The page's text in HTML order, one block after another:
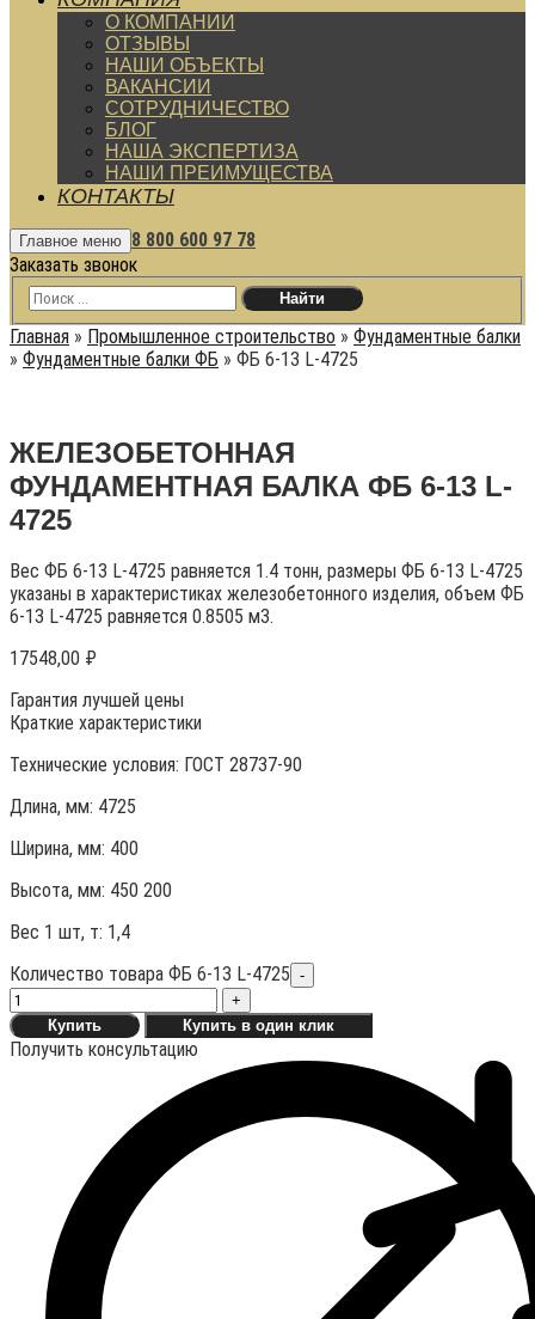
О КОМПАНИИ
ОТЗЫВЫ
НАШИ ОБЪЕКТЫ
ВАКАНСИИ
СОТРУДНИЧЕСТВО
БЛОГ
НАША ЭКСПЕРТИЗА
НАШИ ПРЕИМУЩЕСТВА
КОНТАКТЫ
Главное меню 8 800 600 97 78
Заказать звонок
Главная » Промышленное строительство » Фундаментные балки
» Фундаментные балки ФБ » ФБ 6-13 L-4725
ЖЕЛЕЗОБЕТОННАЯ
ФУНДАМЕНТНАЯ БАЛКА ФБ 6-13 L-
4725
Вес ФБ 6-13 L-4725 равняется 1.4 тонн, размеры ФБ 6-13 L-4725
указаны в характеристиках железобетонного изделия, объем ФБ
6-13 L-4725 равняется 0.8505 м3.
17548,00 ₽
Гарантия лучшей цены
Краткие характеристики
Технические условия: ГОСТ 28737-90
Длина, мм: 4725
Ширина, мм: 400
Высота, мм: 450 200
Вес 1 шт, т: 1,4
Количество товара ФБ 6-13 L-4725 -
+
Купить
Купить в один клик
Получить консультацию